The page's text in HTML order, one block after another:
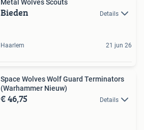
Metal Wolves Scouts
Bieden Details
Haarlem 21 jun 26
Space Wolves Wolf Guard Terminators
(Warhammer Nieuw)
€ 46,75 Details